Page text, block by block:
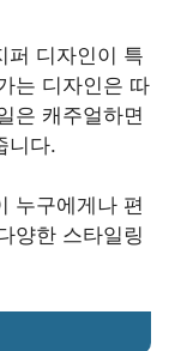
퍼 디자인이 특
는 디자인은 따
은 캐주얼하면
니다.
누구에게나 편
양한 스타일링